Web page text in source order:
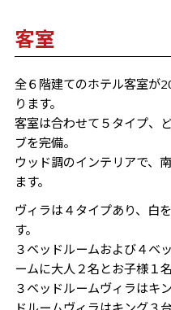
客室
全６階建てのホテル客室が
ります。
客室は合わせて５タイプ、
ブを完備。
ウッド調のインテリアで、
ます。
ヴィラは４タイプあり、白
す。
３ベッドルームおよび４ベ
ームに大人２名とお子様１
３ベッドルームヴィラはキ